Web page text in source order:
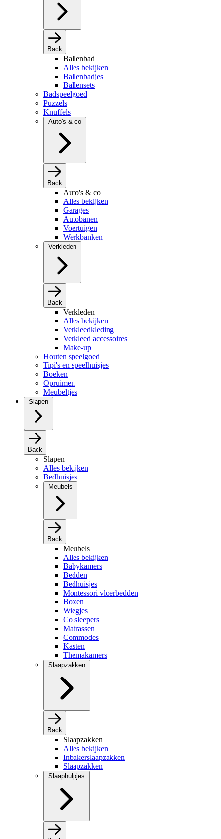
Back
Ballenbad
Alles bekijken
Ballenbadjes
Ballensets
Badspeelgoed
Puzzels
Knuffels
Auto's & co
Back
Auto's & co
Alles bekijken
Garages
Autobanen
Voertuigen
Werkbanken
Verkleden
Back
Verkleden
Alles bekijken
Verkleedkleding
Verkleed accessoires
Make-up
Houten speelgoed
Tipi's en speelhuisjes
Boeken
Opruimen
Meubeltjes
Slapen
Back
Slapen
Alles bekijken
Bedhuisjes
Meubels
Back
Meubels
Alles bekijken
Babykamers
Bedden
Bedhuisjes
Montessori vloerbedden
Boxen
Wiegjes
Co sleepers
Matrassen
Commodes
Kasten
Themakamers
Slaapzakken
Back
Slaapzakken
Alles bekijken
Inbakerslaapzakken
Slaapzakken
Slaaphulpjes